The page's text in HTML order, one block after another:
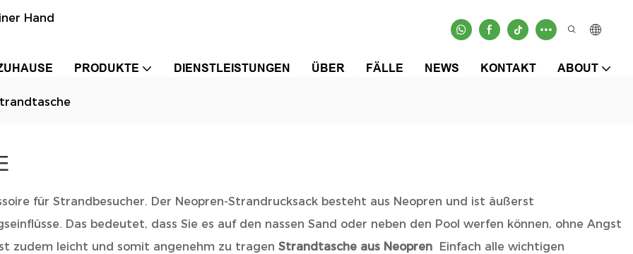
Hand
PRODUKTE DIENSTLEISTUNGEN ÜBER FÄLLE NEWS KONTAKT ABOUT
für Strandbesucher. Der Neopren-Strandrucksack besteht aus Neopren und ist äußerst
Das bedeutet, dass Sie es auf den nassen Sand oder neben den Pool werfen können, ohne Angst
zudem leicht und somit angenehm zu tragen Strandtasche aus Neopren Einfach alle wichtigen